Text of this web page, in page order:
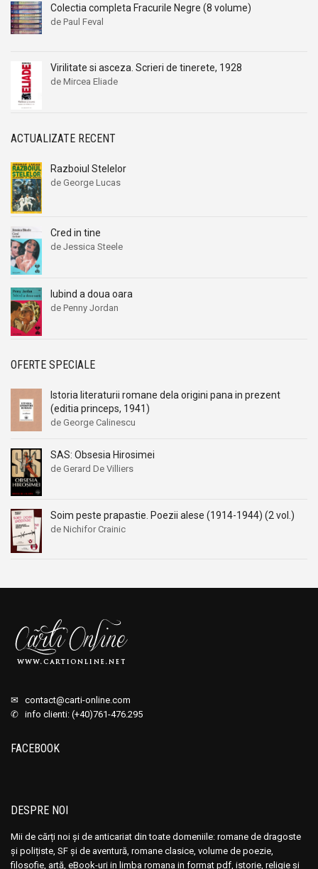
Colectia completa Fracurile Negre (8 volume)
de Paul Feval
Virilitate si asceza. Scrieri de tinerete, 1928
de Mircea Eliade
ACTUALIZATE RECENT
Razboiul Stelelor
de George Lucas
Cred in tine
de Jessica Steele
Iubind a doua oara
de Penny Jordan
OFERTE SPECIALE
Istoria literaturii romane dela origini pana in prezent
(editia princeps, 1941)
de George Calinescu
SAS: Obsesia Hirosimei
de Gerard De Villiers
Soim peste prapastie. Poezii alese (1914-1944) (2 vol.)
de Nichifor Crainic
✉ contact@carti-online.com
✆ info clienti: (+40)761-476.295
FACEBOOK
DESPRE NOI
Mii de cărți noi și de anticariat din toate domeniile: romane de dragoste
și polițiste, SF și de aventură, romane clasice, volume de poezie,
filosofie, artă, eBook-uri in limba romana in format pdf, istorie, religie și